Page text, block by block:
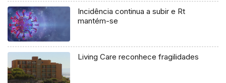
Incidência continua a subir e Rt
mantém-se
Living Care reconhece fragilidades